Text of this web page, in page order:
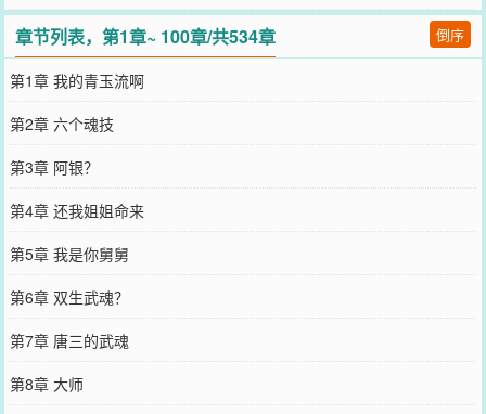
章节列表，第1章~ 100章/共534章 倒序
第1章 我的青玉流啊
第2章 六个魂技
第3章 阿银？
第4章 还我姐姐命来
第5章 我是你舅舅
第6章 双生武魂？
第7章 唐三的武魂
第8章 大师